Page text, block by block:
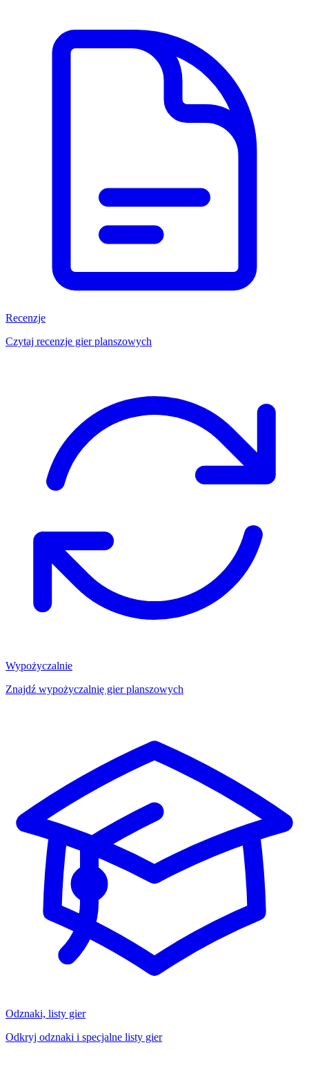
Recenzje
Czytaj recenzje gier planszowych
Wypożyczalnie
Znajdź wypożyczalnię gier planszowych
Odznaki, listy gier
Odkryj odznaki i specjalne listy gier